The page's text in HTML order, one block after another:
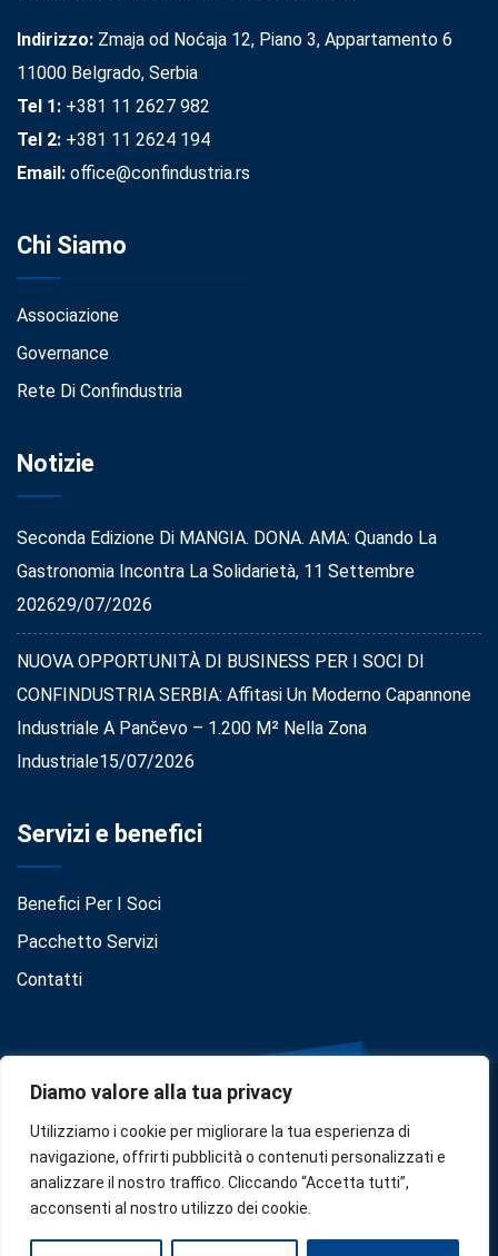
Diamo valore alla tua privacy
Utilizziamo i cookie per migliorare la tua esperienza di
navigazione, offrirti pubblicità o contenuti personalizzati e
analizzare il nostro traffico. Cliccando “Accetta tutti”,
acconsenti al nostro utilizzo dei cookie.
Indirizzo: Zmaja od Noćaja 12, Piano 3, Appartamento 6
11000 Belgrado, Serbia
Tel 1: +381 11 2627 982
Tel 2: +381 11 2624 194
Email: office@confindustria.rs
Chi Siamo
Associazione
Governance
Rete Di Confindustria
Notizie
Seconda Edizione Di MANGIA. DONA. AMA: Quando La
Gastronomia Incontra La Solidarietà, 11 Settembre
202629/07/2026
NUOVA OPPORTUNITÀ DI BUSINESS PER I SOCI DI
CONFINDUSTRIA SERBIA: Affitasi Un Moderno Capannone
Industriale A Pančevo – 1.200 M² Nella Zona
Industriale15/07/2026
Servizi e benefici
Benefici Per I Soci
Pacchetto Servizi
Contatti
Privacy•Cookie Policy•Disclaimer
Copyright © 2024Confindustria Serbia. Designed byZoe